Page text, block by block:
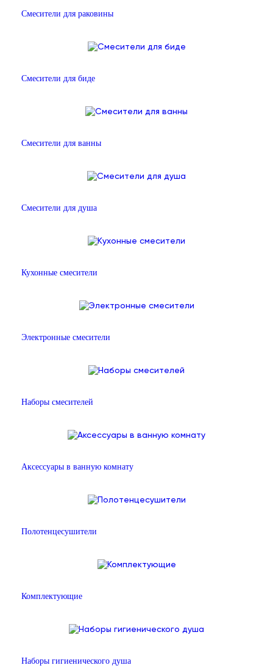
Смесители для раковины
Смесители для биде
Смесители для ванны
Смесители для душа
Кухонные смесители
Электронные смесители
Наборы смесителей
Аксессуары в ванную комнату
Полотенцесушители
Комплектующие
Наборы гигиенического душа